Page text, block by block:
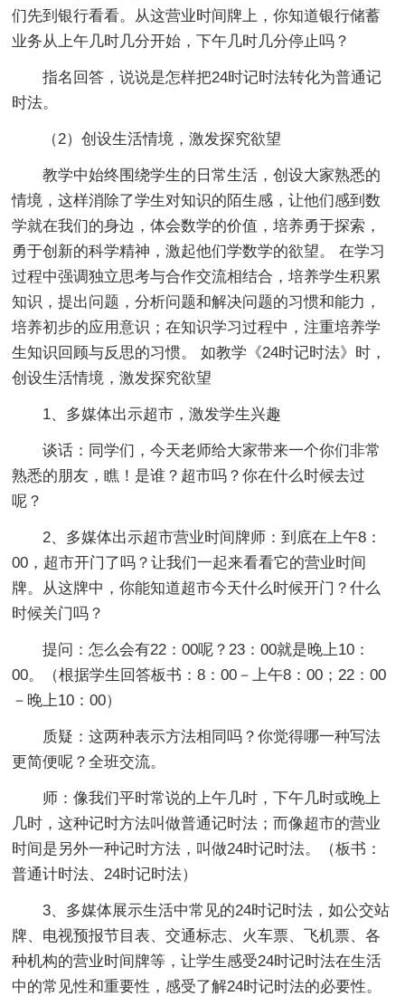
们先到银行看看。从这营业时间牌上，你知道银行储蓄
业务从上午几时几分开始，下午几时几分停止吗？
指名回答，说说是怎样把24时记时法转化为普通记
时法。
（2）创设生活情境，激发探究欲望
教学中始终围绕学生的日常生活，创设大家熟悉的
情境，这样消除了学生对知识的陌生感，让他们感到数
学就在我们的身边，体会数学的价值，培养勇于探索，
勇于创新的科学精神，激起他们学数学的欲望。 在学习
过程中强调独立思考与合作交流相结合，培养学生积累
知识，提出问题，分析问题和解决问题的习惯和能力，
培养初步的应用意识；在知识学习过程中，注重培养学
生知识回顾与反思的习惯。 如教学《24时记时法》时，
创设生活情境，激发探究欲望
1、多媒体出示超市，激发学生兴趣
谈话：同学们，今天老师给大家带来一个你们非常
熟悉的朋友，瞧！是谁？超市吗？你在什么时候去过
呢？
2、多媒体出示超市营业时间牌师：到底在上午8：
00，超市开门了吗？让我们一起来看看它的营业时间
牌。从这牌中，你能知道超市今天什么时候开门？什么
时候关门吗？
提问：怎么会有22：00呢？23：00就是晚上10：
00。（根据学生回答板书：8：00－上午8：00；22：00
－晚上10：00）
质疑：这两种表示方法相同吗？你觉得哪一种写法
更简便呢？全班交流。
师：像我们平时常说的上午几时，下午几时或晚上
几时，这种记时方法叫做普通记时法；而像超市的营业
时间是另外一种记时方法，叫做24时记时法。（板书：
普通计时法、24时记时法）
3、多媒体展示生活中常见的24时记时法，如公交站
牌、电视预报节目表、交通标志、火车票、飞机票、各
种机构的营业时间牌等，让学生感受24时记时法在生活
中的常见性和重要性，感受了解24时记时法的必要性。